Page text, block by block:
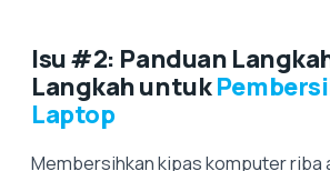
Isu #2: Panduan
Langkah untuk
Laptop
Membersihkan kipas komputer riba